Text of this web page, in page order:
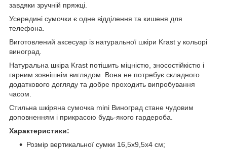
завдяки зручній пряжці.
Усередині сумочки є одне відділення та кишеня для
телефона.
Виготовлений аксесуар із натуральної шкіри Krast у кольорі
виноград.
Натуральна шкіра Krast потішить міцністю, зносостійкістю і
гарним зовнішнім виглядом. Вона не потребує складного
додаткового догляду та добре проходить випробування
часом.
Стильна шкіряна сумочка mini Виноград стане чудовим
доповненням і прикрасою будь-якого гардероба.
Характеристики:
Розмір вертикальної сумки 16,5х9,5х4 см;